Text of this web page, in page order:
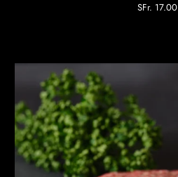
SFr. 17.00